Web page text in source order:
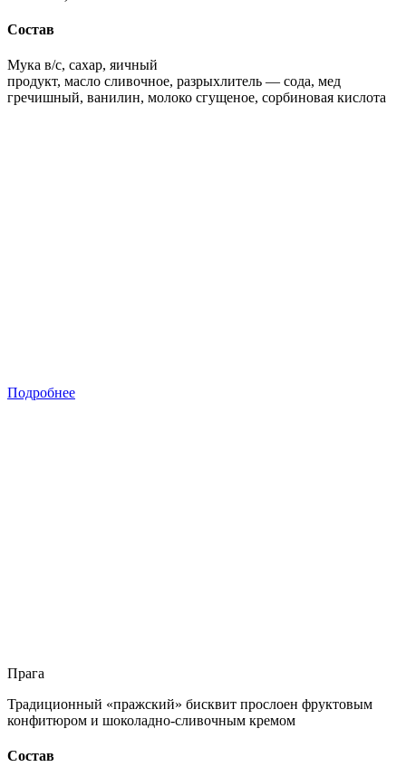
Состав
Мука в/с, сахар, яичный
продукт, масло сливочное, разрыхлитель — сода, мед
гречишный, ванилин, молоко сгущеное, сорбиновая кислота
Подробнее
Прага
Традиционный «пражский» бисквит прослоен фруктовым
конфитюром и шоколадно-сливочным кремом
Состав